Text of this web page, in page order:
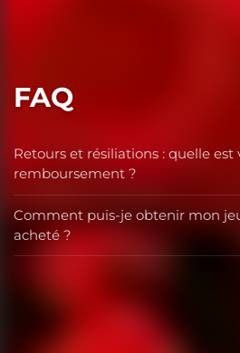
FAQ
Retours et résiliations : quelle
remboursement ?
Comment puis-je obtenir mon
acheté ?